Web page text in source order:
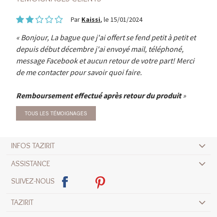
Par Kaissi, le 15/01/2024
Bonjour, La bague que j'ai offert se fend petit à petit et
depuis début décembre j'ai envoyé mail, téléphoné,
message Facebook et aucun retour de votre part! Merci
de me contacter pour savoir quoi faire.
Remboursement effectué après retour du produit
TOUS LES TÉMOIGNAGES
INFOS TAZIRIT
ASSISTANCE
SUIVEZ-NOUS
TAZIRIT